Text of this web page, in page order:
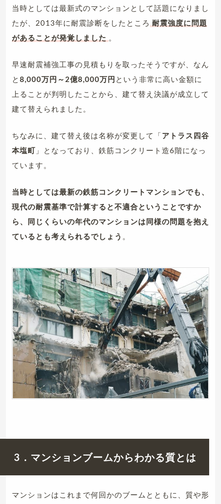
当時としては最新式のマンションとして話題になりまし
たが、2013年に耐震診断をしたところ 耐震強度に問題
があることが発覚しました 。
早速耐震補強工事の見積もりを取ったそうですが、なん
と 8,000万円～2億8,000万円 という非常に高い金額に
上ることが判明したことから、建て替え決議が成立して
建て替えられました。
ちなみに、建て替え後は名称が変更して「アトラス四谷
本塩町 」となっており、鉄筋コンクリート造6階になっ
ています。
当時としては最新の鉄筋コンクリートマンションでも、
現代の耐震基準で計算すると不適合ということですか
ら、同じくらいの年代のマンションは同様の問題を抱え
ているとも考えられるでしょう 。
3．マンションブームからわかる質とは
マンションはこれまで何回かのブームとともに、質や形